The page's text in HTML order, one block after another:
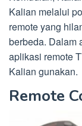
Kalian melalui
remote yang
berbeda. Dalam
aplikasi remote
Kalian gunakan.
Remote